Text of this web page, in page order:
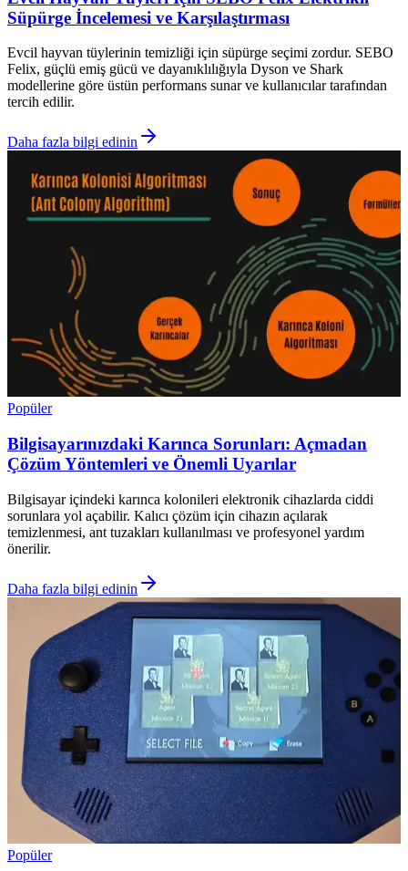
Süpürge İncelemesi ve Karşılaştırması
Evcil hayvan tüylerinin temizliği için süpürge seçimi zordur. SEBO
Felix, güçlü emiş gücü ve dayanıklılığıyla Dyson ve Shark
modellerine göre üstün performans sunar ve kullanıcılar tarafından
tercih edilir.
Daha fazla bilgi edinin
Popüler
Bilgisayarınızdaki Karınca Sorunları: Açmadan
Çözüm Yöntemleri ve Önemli Uyarılar
Bilgisayar içindeki karınca kolonileri elektronik cihazlarda ciddi
sorunlara yol açabilir. Kalıcı çözüm için cihazın açılarak
temizlenmesi, ant tuzakları kullanılması ve profesyonel yardım
önerilir.
Daha fazla bilgi edinin
Popüler